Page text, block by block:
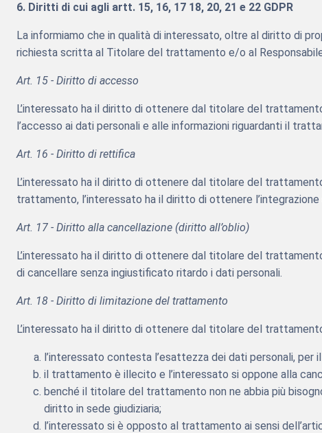
6. Diritti di cui agli artt. 15, 16, 17 18, 20, 21 e 22 GDPR
La informiamo che in qualità di interessato, oltre al diritto di
richiesta scritta al Titolare del trattamento e/o al
Art. 15 - Diritto di accesso
L’interessato ha il diritto di ottenere dal titolare del
l’accesso ai dati personali e alle informazioni riguardanti il
Art. 16 - Diritto di rettifica
L’interessato ha il diritto di ottenere dal titolare del
trattamento, l’interessato ha il diritto di ottenere
Art. 17 - Diritto alla cancellazione (diritto all’oblio)
L’interessato ha il diritto di ottenere dal titolare del
di cancellare senza ingiustificato ritardo i dati personali.
Art. 18 - Diritto di limitazione del trattamento
L’interessato ha il diritto di ottenere dal titolare del
l’interessato contesta l’esattezza dei dati personali,
il trattamento è illecito e l’interessato si oppone alla
benché il titolare del trattamento non ne abbia più
diritto in sede giudiziaria;
l’interessato si è opposto al trattamento ai sensi